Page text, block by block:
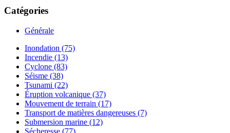
Catégories
Générale
Inondation (75)
Incendie (13)
Cyclone (83)
Séisme (38)
Tsunami (22)
Éruption volcanique (37)
Mouvement de terrain (17)
Transport de matières dangereuses (7)
Submersion marine (12)
Sécheresse (77)